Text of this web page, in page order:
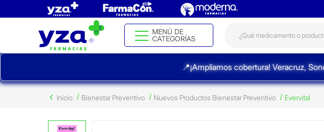
MENÚ DE
CATEGORÍAS
📍¡Ampliamos cobertura! Veracruz,
Inicio Bienestar Preventivo Nuevos Productos Bienestar Preventivo Evervital